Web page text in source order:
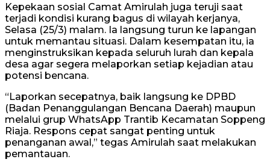
Kepekaan sosial Camat Amirulah juga teruji saat
terjadi kondisi kurang bagus di wilayah kerjanya,
Selasa (25/3) malam. Ia langsung turun ke lapangan
untuk memantau situasi. Dalam kesempatan itu, ia
menginstruksikan kepada seluruh lurah dan kepala
desa agar segera melaporkan setiap kejadian atau
potensi bencana.
“Laporkan secepatnya, baik langsung ke DPBD
(Badan Penanggulangan Bencana Daerah) maupun
melalui grup WhatsApp Trantib Kecamatan Soppeng
Riaja. Respons cepat sangat penting untuk
penanganan awal,” tegas Amirulah saat melakukan
pemantauan.